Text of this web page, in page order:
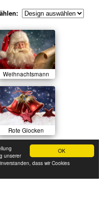
OK
unserer
dass wir Cookies
Weihnachtsmann
Rote Glocken